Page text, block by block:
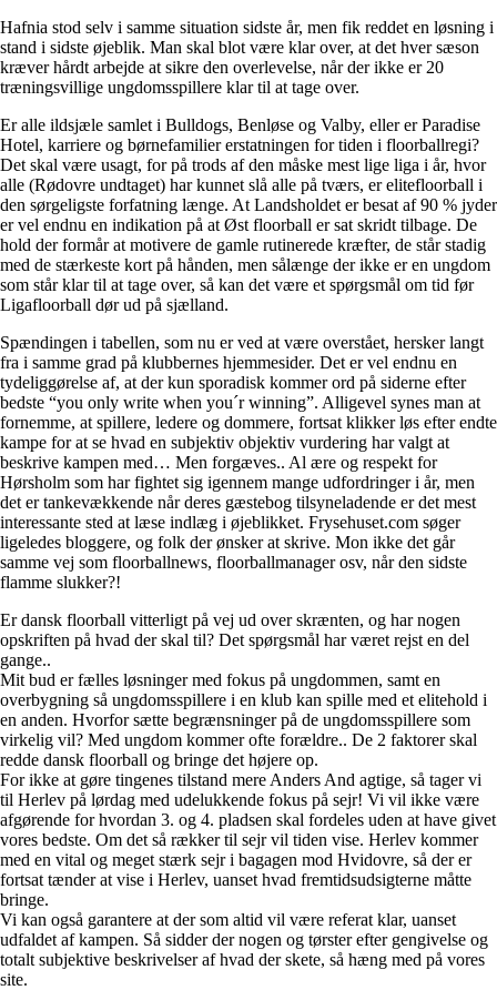
Hafnia stod selv i samme situation sidste år, men fik reddet en løsning i
stand i sidste øjeblik. Man skal blot være klar over, at det hver sæson
kræver hårdt arbejde at sikre den overlevelse, når der ikke er 20
træningsvillige ungdomsspillere klar til at tage over.
Er alle ildsjæle samlet i Bulldogs, Benløse og Valby, eller er Paradise
Hotel, karriere og børnefamilier erstatningen for tiden i floorballregi?
Det skal være usagt, for på trods af den måske mest lige liga i år, hvor
alle (Rødovre undtaget) har kunnet slå alle på tværs, er elitefloorball i
den sørgeligste forfatning længe. At Landsholdet er besat af 90 % jyder
er vel endnu en indikation på at Øst floorball er sat skridt tilbage. De
hold der formår at motivere de gamle rutinerede kræfter, de står stadig
med de stærkeste kort på hånden, men sålænge der ikke er en ungdom
som står klar til at tage over, så kan det være et spørgsmål om tid før
Ligafloorball dør ud på sjælland.
Spændingen i tabellen, som nu er ved at være overstået, hersker langt
fra i samme grad på klubbernes hjemmesider. Det er vel endnu en
tydeliggørelse af, at der kun sporadisk kommer ord på siderne efter
bedste “you only write when you´r winning”. Alligevel synes man at
fornemme, at spillere, ledere og dommere, fortsat klikker løs efter endte
kampe for at se hvad en subjektiv objektiv vurdering har valgt at
beskrive kampen med… Men forgæves.. Al ære og respekt for
Hørsholm som har fightet sig igennem mange udfordringer i år, men
det er tankevækkende når deres gæstebog tilsyneladende er det mest
interessante sted at læse indlæg i øjeblikket. Frysehuset.com søger
ligeledes bloggere, og folk der ønsker at skrive. Mon ikke det går
samme vej som floorballnews, floorballmanager osv, når den sidste
flamme slukker?!
Er dansk floorball vitterligt på vej ud over skrænten, og har nogen
opskriften på hvad der skal til? Det spørgsmål har været rejst en del
gange..
Mit bud er fælles løsninger med fokus på ungdommen, samt en
overbygning så ungdomsspillere i en klub kan spille med et elitehold i
en anden. Hvorfor sætte begrænsninger på de ungdomsspillere som
virkelig vil? Med ungdom kommer ofte forældre.. De 2 faktorer skal
redde dansk floorball og bringe det højere op.
For ikke at gøre tingenes tilstand mere Anders And agtige, så tager vi
til Herlev på lørdag med udelukkende fokus på sejr! Vi vil ikke være
afgørende for hvordan 3. og 4. pladsen skal fordeles uden at have givet
vores bedste. Om det så rækker til sejr vil tiden vise. Herlev kommer
med en vital og meget stærk sejr i bagagen mod Hvidovre, så der er
fortsat tænder at vise i Herlev, uanset hvad fremtidsudsigterne måtte
bringe.
Vi kan også garantere at der som altid vil være referat klar, uanset
udfaldet af kampen. Så sidder der nogen og tørster efter gengivelse og
totalt subjektive beskrivelser af hvad der skete, så hæng med på vores
site.